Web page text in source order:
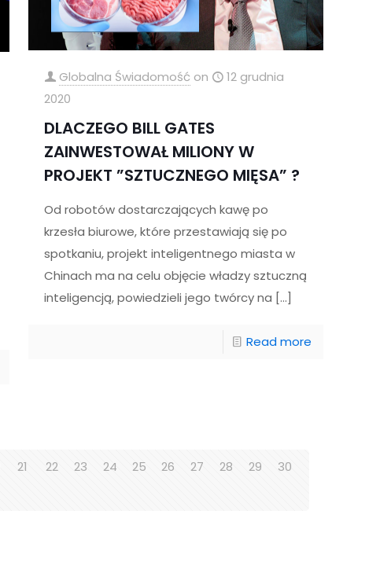
Globalna Świadomość on
12 grudnia
2020
DLACZEGO BILL GATES
ZAINWESTOWAŁ MILIONY W
PROJEKT ”SZTUCZNEGO MIĘSA” ?
Od robotów dostarczających kawę po
krzesła biurowe, które przestawiają się po
spotkaniu, projekt inteligentnego miasta w
Chinach ma na celu objęcie władzy sztuczną
inteligencją, powiedzieli jego twórcy na […]
Read more
21 22 23 24 25 26 27 28 29
30